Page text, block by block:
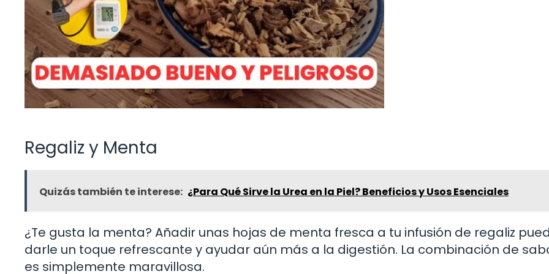
Regaliz y Menta
Quizás también te interese: ¿Para Qué Sirve la Urea en la Piel? Beneficios y Usos Esenciales
¿Te gusta la menta? Añadir unas hojas de menta fresca a tu infusión de regaliz
darle un toque refrescante y ayudar aún más a la digestión. La combinación de
es simplemente maravillosa.